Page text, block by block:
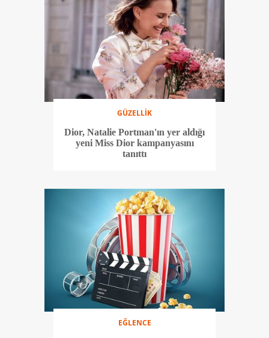
GÜZELLİK
Dior, Natalie Portman'ın yer aldığı
yeni Miss Dior kampanyasını
tanıttı
EĞLENCE